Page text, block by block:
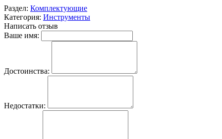
Раздел: Комплектующие
Категория: Инструменты
Написать отзыв
Ваше имя:
Достоинства:
Недостатки: